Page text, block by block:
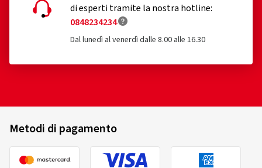
LK 4x100
Colore:nero brillante
Cerchioni montati su:Pneumatici invernali
di esperti tramite la nostra hotline:
0848234234
Dal lunedì al venerdì dalle 8.00 alle 16.30
Metodi di pagamento